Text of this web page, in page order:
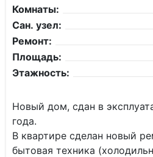
Комнаты:
Сан. узел:
Ремонт:
Площадь:
Этажность:
Новый дом, сдан в
года.
В квартире сделан новый
бытовая техника